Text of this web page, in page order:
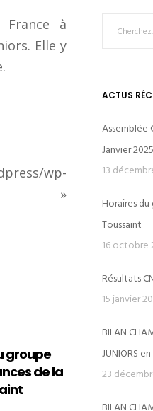
à
Elle y
wp-
»
groupe
de la
ACTUS
Assemblée
Janvier 2025
13
Horaires
Toussaint
16 octobre
Résultats
15 janvier
BILAN
JUNIORS
23
BILAN
Natation Française – ENF
Maitres (+ de 18 ans)